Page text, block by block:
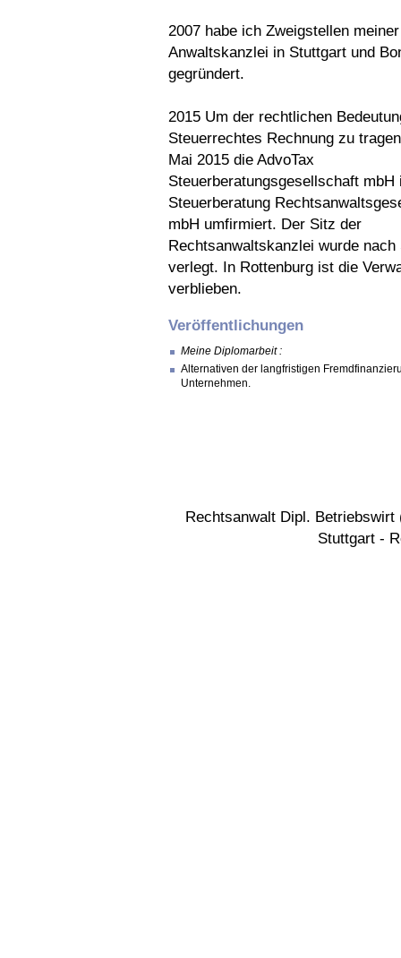
2007 habe ich Zweigstellen meiner
Anwaltskanzlei in Stuttgart und
gegründert.
2015 Um der rechtlichen
Steuerrechtes Rechnung zu
Mai 2015 die AdvoTax
Steuerberatungsgesellschaft mbH
Steuerberatung
mbH umfirmiert. Der Sitz der
Rechtsanwaltskanzlei wurde nach
verlegt. In Rottenburg ist die
verblieben.
Veröffentlichungen
Meine Diplomarbeit :
Alternativen der langfristigen
Unternehmen.
Rechtsanwalt Dipl.
Stuttgart -